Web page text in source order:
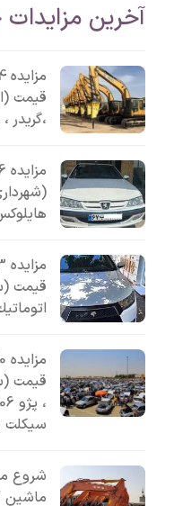
آخرین
،گریدر
قیمت
سیکلت
ماشین